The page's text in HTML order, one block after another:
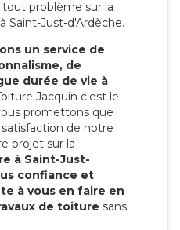
problème sur la
Saint-Just-d'Ardèche.
un service de
de
durée de vie à
Jacquin c'est le
promettons que
de notre
projet sur la
à Saint-Just-
confiance et
à vous en faire en
de toiture sans